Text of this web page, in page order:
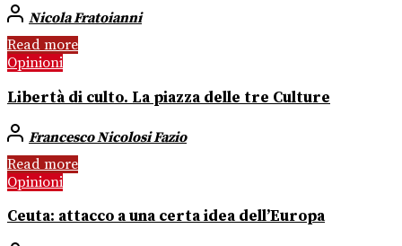
Nicola Fratoianni
Read more
Opinioni
Libertà di culto. La piazza delle tre Culture
Francesco Nicolosi Fazio
Read more
Opinioni
Ceuta: attacco a una certa idea dell’Europa